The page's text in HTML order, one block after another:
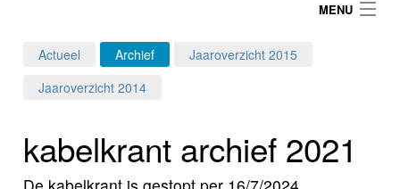
MENU
Programma's
Actueel Archief
Jaaroverzicht 2015
Jaaroverzicht 2014
kabelkrant archief 2021